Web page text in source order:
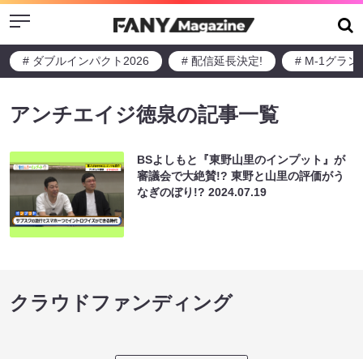
Menu
# ダブルインパクト2026 # 配信延長決定! # M-1グラン
アンチエイジ徳泉の記事一覧
BSよしもと『東野山里のインプット』が
審議会で大絶賛!? 東野と山里の評価がう
なぎのぼり!?2024.07.19
クラウドファンディング